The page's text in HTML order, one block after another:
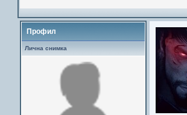
Профил
Лична снимка